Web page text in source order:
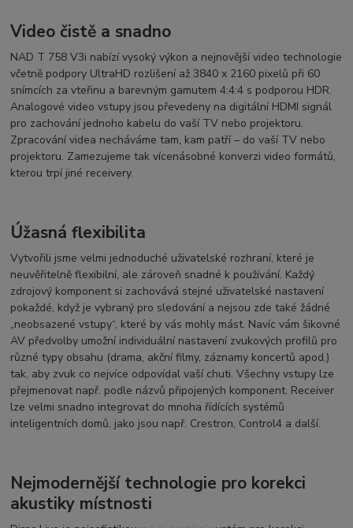
Video čistě a snadno
NAD T 758 V3i nabízí vysoký výkon a nejnovější video technologie
včetně podpory UltraHD rozlišení až 3840 x 2160 pixelů při 60
snímcích za vteřinu a barevným gamutem 4:4:4 s podporou HDR.
Analogové video vstupy jsou převedeny na digitální HDMI signál
pro zachování jednoho kabelu do vaší TV nebo projektoru.
Zpracování videa necháváme tam, kam patří – do vaší TV nebo
projektoru. Zamezujeme tak vícenásobné konverzi video formátů,
kterou trpí jiné receivery.
Úžasná flexibilita
Vytvořili jsme velmi jednoduché uživatelské rozhraní, které je
neuvěřitelně flexibilní, ale zároveň snadné k používání. Každý
zdrojový komponent si zachovává stejné uživatelské nastavení
pokaždé, když je vybraný pro sledování a nejsou zde také žádné
„neobsazené vstupy“, které by vás mohly mást. Navíc vám šikovné
AV předvolby umožní individuální nastavení zvukových profilů pro
různé typy obsahu (drama, akční filmy, záznamy koncertů apod.)
tak, aby zvuk co nejvíce odpovídal vaší chuti. Všechny vstupy lze
přejmenovat např. podle názvů připojených komponent. Receiver
lze velmi snadno integrovat do mnoha řídících systémů
inteligentních domů, jako jsou např. Crestron, Control4 a další.
Nejmodernější technologie pro korekci
akustiky místnosti